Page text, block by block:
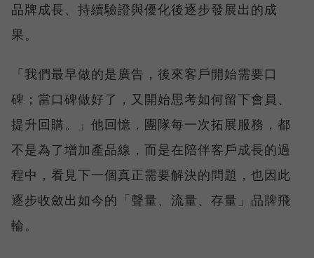
品牌成長、持續驗證與優化後逐步發展出的成
果。
「我們最早做的是廣告，後來客戶開始需要口
碑；當口碑做好了，又開始思考如何留下會員、
提升回購。」他回憶，團隊每一次拓展服務，都
不是為了增加產品線，而是在陪伴客戶成長的過
程中，看見下一個真正需要解決的問題，也因此
逐步收斂出如今的「聲量、流量、存量」品牌飛
輪。